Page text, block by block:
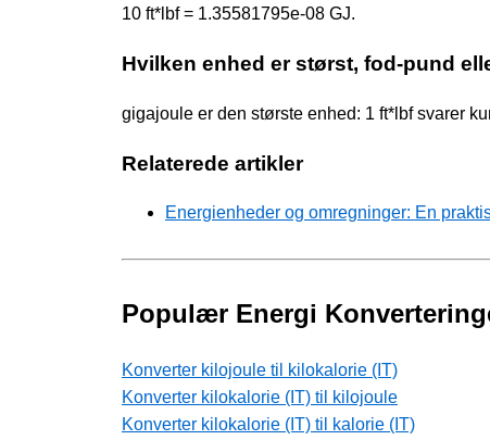
10 ft*lbf = 1.35581795e-08 GJ.
Hvilken enhed er størst, fod-pund
gigajoule er den største enhed: 1 ft*lbf svarer
Relaterede artikler
Energienheder og omregninger: En
Populær Energi
Konverter kilojoule til kilokalorie (IT)
Konverter kilokalorie (IT) til kilojoule
Konverter kilokalorie (IT) til kalorie (IT)